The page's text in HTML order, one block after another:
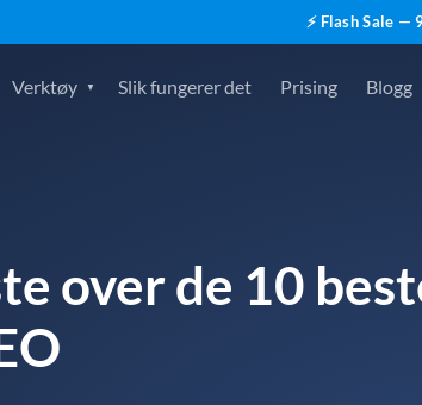
⚡ Flash Sale
Verktøy Slik fungerer det Prising Blogg
over de 10